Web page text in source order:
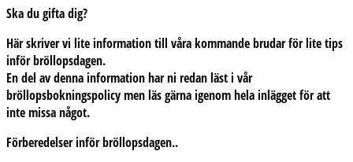
Ska du gifta dig?
Här skriver vi lite information till våra kommande brudar för lite tips
inför bröllopsdagen.
En del av denna information har ni redan läst i vår
bröllopsbokningspolicy men läs gärna igenom hela inlägget för att
inte missa något.
Förberedelser inför bröllopsdagen..